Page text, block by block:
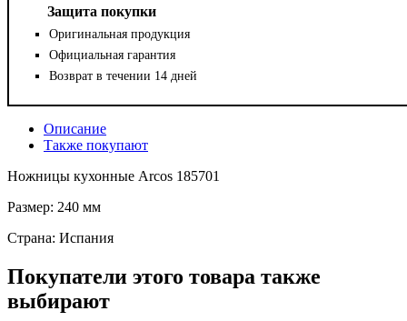
Защита покупки
Оригинальная продукция
Официальная гарантия
Возврат в течении 14 дней
Описание
Также покупают
Ножницы кухонные Arcos 185701
Размер: 240 мм
Страна: Испания
Покупатели этого товара также
выбирают